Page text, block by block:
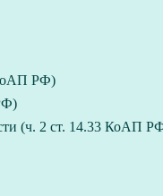
КоАП РФ)
(ч. 2 ст. 14.33 КоАП